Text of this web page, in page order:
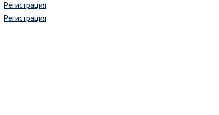
Регистрация
Регистрация